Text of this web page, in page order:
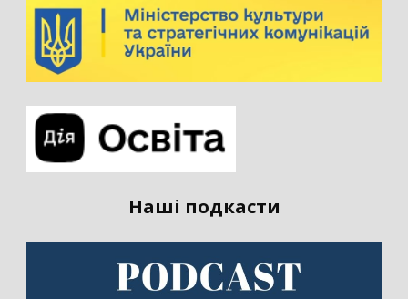
Наші подкасти